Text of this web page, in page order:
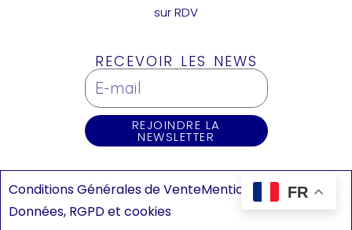
sur RDV
RECEVOIR LES NEWS
REJOINDRE LA
NEWSLETTER
Conditions Générales de VenteMentions légales
Données, RGPD et cookies
FR